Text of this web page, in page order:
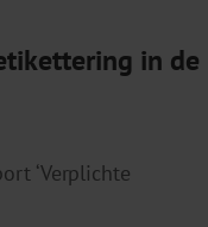
in de
‘Verplichte